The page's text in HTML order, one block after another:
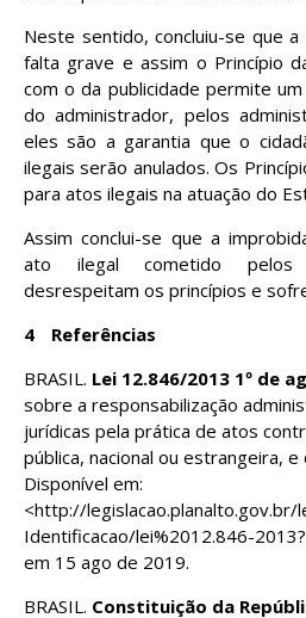
Neste sentido, concluiu-se que
falta grave e assim o Princípio
com o da publicidade permite
do administrador, pelos
eles são a garantia que o
ilegais serão anulados. Os
para atos ilegais na atuação do
Assim conclui-se que a
ato ilegal cometido pelos
desrespeitam os princípios e
4
Referências
BRASIL. Lei 12.846/2013 1º de
sobre a responsabilização
jurídicas pela prática de atos
pública, nacional ou estrangeira,
Disponível em:
<http://legislacao.planalto.gov.br/
Identificacao/lei%2012.846-
em 15 ago de 2019.
BRASIL. Constituição da